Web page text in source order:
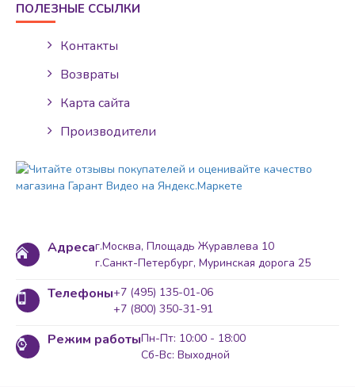
ПОЛЕЗНЫЕ ССЫЛКИ
Контакты
Возвраты
Карта сайта
Производители
Адресаг.Москва, Площадь Журавлева 10
г.Санкт-Петербург, Муринская дорога 25
Телефоны+7 (495) 135-01-06
+7 (800) 350-31-91
Режим работыПн-Пт: 10:00 - 18:00
Сб-Вс: Выходной